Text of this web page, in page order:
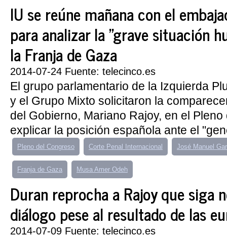
IU se reúne mañana con el
para analizar la "grave situación
la Franja de Gaza
2014-07-24 Fuente: telecinco.es
El grupo parlamentario de la Izquierda
y el Grupo Mixto solicitaron la
del Gobierno, Mariano Rajoy, en el
explicar la posición española ante el
Pleno del Congreso Corte Penal Internacional José Manuel
Franja de Gaza Musa Amer Odeh
Duran reprocha a Rajoy que siga
diálogo pese al resultado de las
2014-07-09 Fuente: telecinco.es